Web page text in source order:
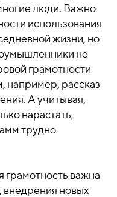
люди. Важно
использования
жизни, но
не
грамотности
например, рассказ
А учитывая,
нарастать,
трудно
важна
внедрения новых